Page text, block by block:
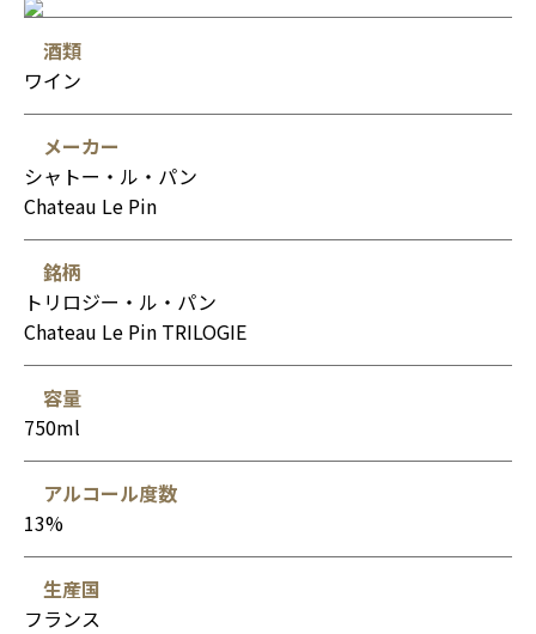
酒類
ワイン
メーカー
シャトー・ル・パン
Chateau Le Pin
銘柄
トリロジー・ル・パン
Chateau Le Pin TRILOGIE
容量
750ml
アルコール度数
13%
生産国
フランス